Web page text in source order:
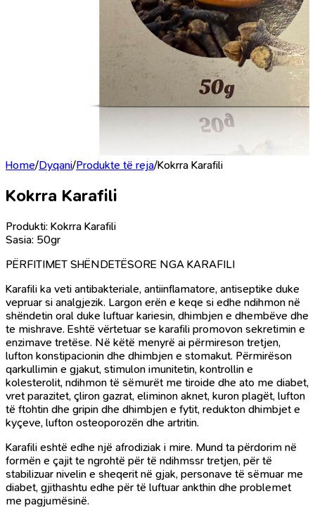
Home/Dyqani/Produkte të reja/Kokrra Karafili
Kokrra Karafili
Produkti: Kokrra Karafili
Sasia: 50gr
PËRFITIMET SHËNDETËSORE NGA KARAFILI
Karafili ka veti antibakteriale, antiinflamatore, antiseptike duke
vepruar si analgjezik. Largon erën e keqe si edhe ndihmon në
shëndetin oral duke luftuar kariesin, dhimbjen e dhembëve dhe
te mishrave. Eshtë vërtetuar se karafili promovon sekretimin e
enzimave tretëse. Në këtë menyrë ai përmireson tretjen,
lufton konstipacionin dhe dhimbjen e stomakut. Përmirëson
qarkullimin e gjakut, stimulon imunitetin, kontrollin e
kolesterolit, ndihmon të sëmurët me tiroide dhe ato me diabet,
vret parazitet, çliron gazrat, eliminon aknet, kuron plagët, lufton
të ftohtin dhe gripin dhe dhimbjen e fytit, redukton dhimbjet e
kyçeve, lufton osteoporozën dhe artritin.
Karafili eshtë edhe një afrodiziak i mire. Mund ta përdorim në
formën e çajit te ngrohtë për të ndihmssr tretjen, për të
stabilizuar nivelin e sheqerit në gjak, personave të sëmuar me
diabet, gjithashtu edhe për të luftuar ankthin dhe problemet
me pagjumësinë.